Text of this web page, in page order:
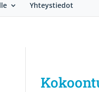
Yhteystiedot